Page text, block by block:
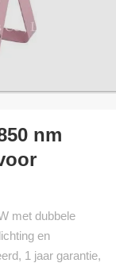
nm
met dubbele
en
1 jaar garantie,